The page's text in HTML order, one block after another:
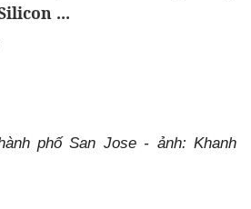
...
phố San Jose - ảnh: Khanh